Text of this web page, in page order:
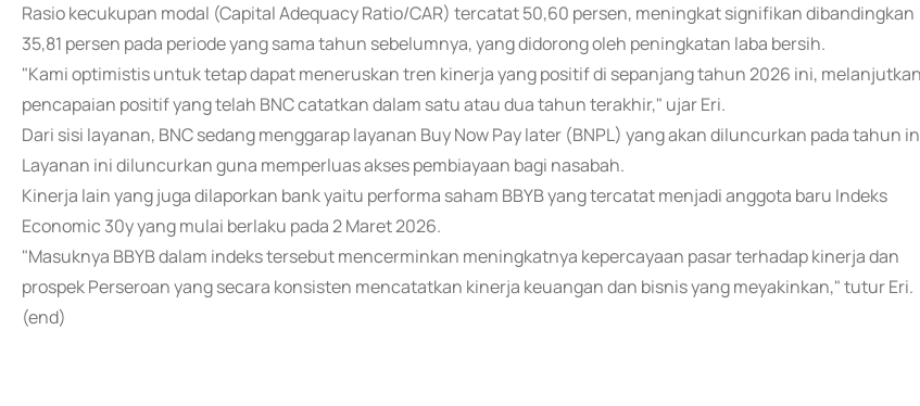
Rasio kecukupan modal (Capital Adequacy Ratio/CAR) tercatat 50,60 persen, meningkat signifikan dibandingkan
35,81 persen pada periode yang sama tahun sebelumnya, yang didorong oleh peningkatan laba bersih.
"Kami optimistis untuk tetap dapat meneruskan tren kinerja yang positif di sepanjang tahun 2026 ini, melanjutkan
pencapaian positif yang telah BNC catatkan dalam satu atau dua tahun terakhir," ujar Eri.
Dari sisi layanan, BNC sedang menggarap layanan Buy Now Pay later (BNPL) yang akan diluncurkan pada tahun
Layanan ini diluncurkan guna memperluas akses pembiayaan bagi nasabah.
Kinerja lain yang juga dilaporkan bank yaitu performa saham BBYB yang tercatat menjadi anggota baru Indeks
Economic 30y yang mulai berlaku pada 2 Maret 2026.
"Masuknya BBYB dalam indeks tersebut mencerminkan meningkatnya kepercayaan pasar terhadap kinerja dan
prospek Perseroan yang secara konsisten mencatatkan kinerja keuangan dan bisnis yang meyakinkan," tutur Eri.
(end)